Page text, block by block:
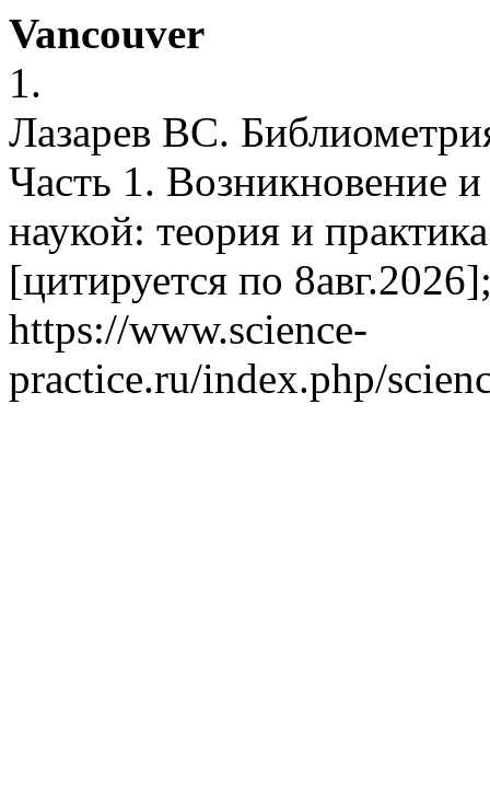
Vancouver
1.
Лазарев ВС.
Часть 1. Воз­никновение
наукой: теория и
[цитируется по
https://www.science-
practice.ru/index.php/